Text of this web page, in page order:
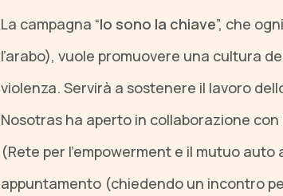
La campagna “Io sono la chiave”, che
l’arabo), vuole promuovere una cultura
violenza. Servirà a sostenere il lavoro
Nosotras ha aperto in collaborazione
(Rete per l’empowerment e il mutuo
appuntamento (chiedendo un incontro